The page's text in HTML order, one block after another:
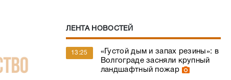
ЛЕНТА НОВОСТЕЙ
13:25
«Густой дым и запах резины»: в
Волгограде засняли крупный
ландшафтный пожар